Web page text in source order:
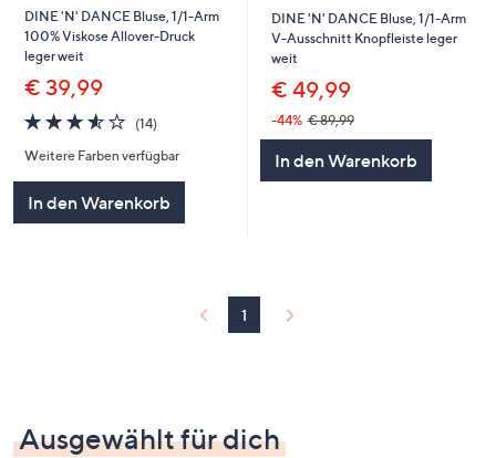
DINE 'N' DANCE Bluse, 1/1-Arm
100% Viskose Allover-Druck
leger weit
€ 39,99
3.5
von
5
(14)14
Weitere Farben verfügbar
In den Warenkorb
DINE 'N' DANCE Bluse, 1/1-Arm
V-Ausschnitt Knopfleiste leger
weit
€ 49,99
-44% € 89,99
In den Warenkorb
1
Ausgewählt für dich